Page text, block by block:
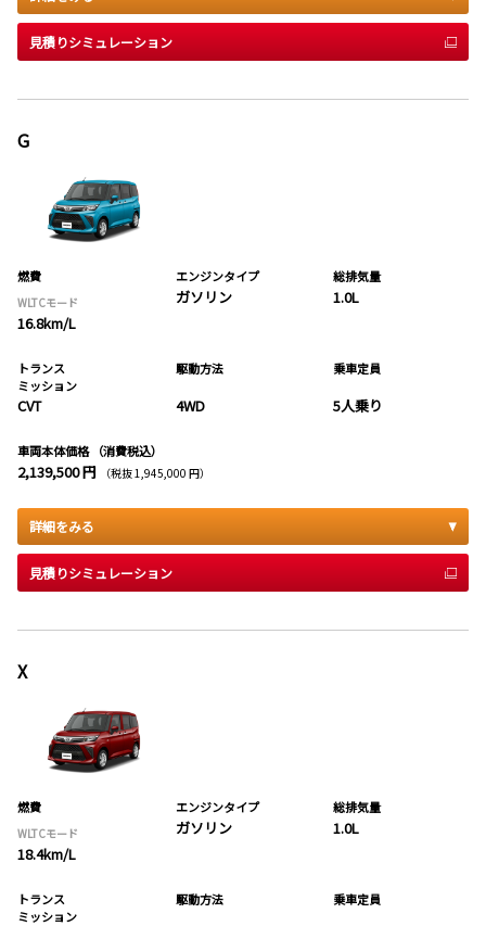
見積りシミュレーション
G
燃費
WLTCモード
16.8km/L
エンジンタイプ
ガソリン
総排気量
1.0L
トランス
ミッション
CVT
駆動方法
4WD
乗車定員
5人乗り
車両本体価格 （消費税込）
2,139,500 円 （税抜 1,945,000 円）
詳細をみる
見積りシミュレーション
X
燃費
WLTCモード
18.4km/L
エンジンタイプ
ガソリン
総排気量
1.0L
トランス
ミッション
駆動方法 乗車定員